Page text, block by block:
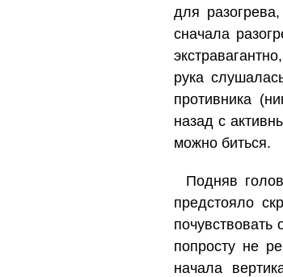
для
сначала
рука
противника
назад с
можно биться.
Подняв
предстояло
попросту не
начала